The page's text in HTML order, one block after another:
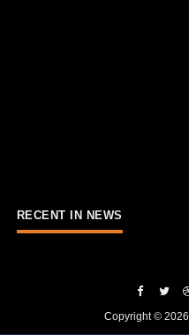
RECENT IN NEWS
Copyright ©2026